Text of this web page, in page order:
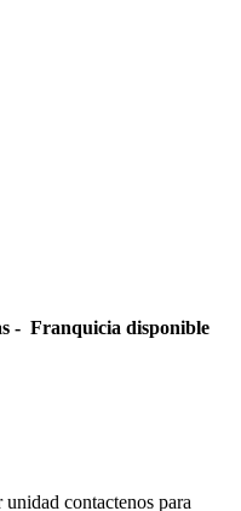
- Franquicia disponible
contactenos para